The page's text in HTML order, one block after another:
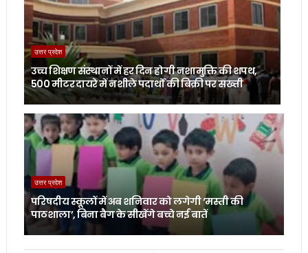
उत्तर प्रदेश
उच्च शिक्षण संस्थानों में हर दिन होगी नशामुक्ति की शपथ,
500 मीटर दायरे में नशीले पदार्थों की बिक्री पर सख्ती
उत्तर प्रदेश
परिषदीय स्कूलों में अब शनिवार को लगेगी ‘मस्ती की
पाठशाला’, बिना बैग के सीखेंगे बच्चे नई बातें